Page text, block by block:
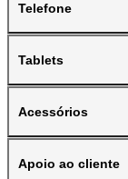
Telefone
Tablets
Acessórios
Apoio ao cliente